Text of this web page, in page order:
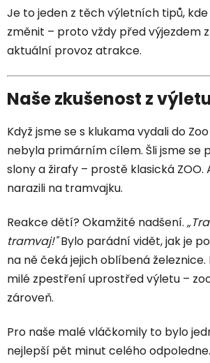
Je to jeden z těch výletních tipů,
změnit – proto vždy před výjezdem
aktuální provoz atrakce.
Naše zkušenost z
Když jsme se s klukama vydali do
nebyla primárním cílem. Šli jsme se
slony a žirafy – prostě klasická ZOO.
narazili na tramvajku.
Reakce dětí? Okamžité nadšení.
tramvaj!" Bylo parádní vidět, jak je
na ně čeká jejich oblíbená
milé zpestření uprostřed výletu –
zároveň.
Pro naše malé vláčkomily to bylo
nejlepší pět minut celého